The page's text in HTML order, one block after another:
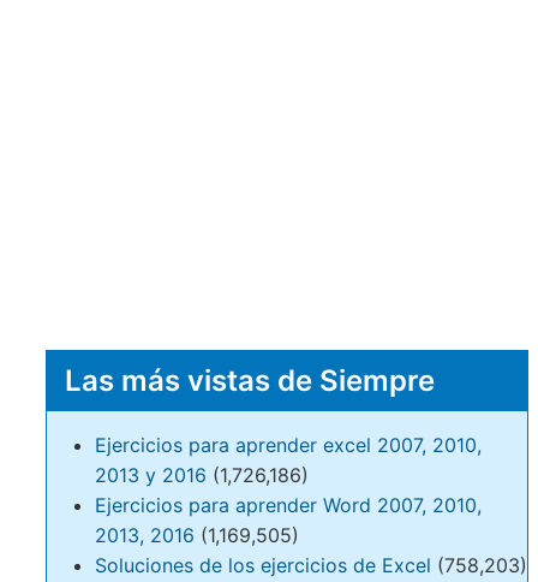
Las más vistas de Siempre
Ejercicios para aprender excel 2007, 2010,
2013 y 2016 (1,726,186)
Ejercicios para aprender Word 2007, 2010,
2013, 2016 (1,169,505)
Soluciones de los ejercicios de Excel (758,203)